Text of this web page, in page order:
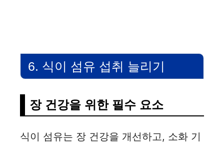
6. 식이 섬유 섭취 늘리기
장 건강을 위한 필수 요소
식이 섬유는 장 건강을 개선하고, 소화 기